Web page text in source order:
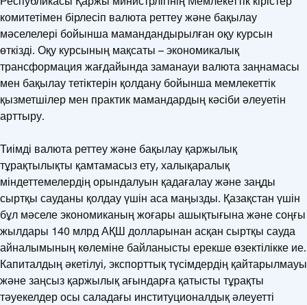
комитетімен бірлесіп валюта реттеу және бақылау
мәселелері бойынша мамандандырылған оқу курсын
өткізді. Оқу курсының мақсаты – экономикалық
трансформация жағдайында заманауи валюта заңнамасы
мен бақылау тетіктерін қолдану бойынша мемлекеттік
қызметшілер мен практик мамандардың кәсіби әлеуетін
арттыру.
Тиімді валюта реттеу және бақылау қаржылық
тұрақтылықты қамтамасыз ету, халықаралық
міндеттемелердің орындалуын қадағалау және заңды
сыртқы сауданы қолдау үшін аса маңызды. Қазақстан үшін
бұл мәселе экономиканың жоғары ашықтығына және соңғы
жылдары 140 млрд АҚШ долларынан асқан сыртқы сауда
айналымының көлеміне байланысты ерекше өзектілікке ие.
Капиталдың әкетілуі, экспорттық түсімдердің қайтарылмауы
және заңсыз қаржылық ағындарға қатысты тұрақты
тәуекелдер осы саладағы институционалдық әлеуетті